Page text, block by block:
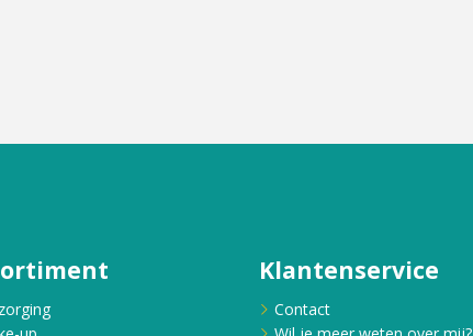
Klantenservice
Contact